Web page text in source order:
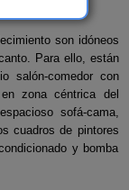
son idóneos
Para ello, están
salón-comedor con
zona céntrica del
sofá-cama,
cuadros de pintores
y bomba